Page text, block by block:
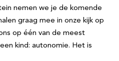
nemen we je de komende
graag mee in onze kijk op
op één van de meest
kind: autonomie. Het is